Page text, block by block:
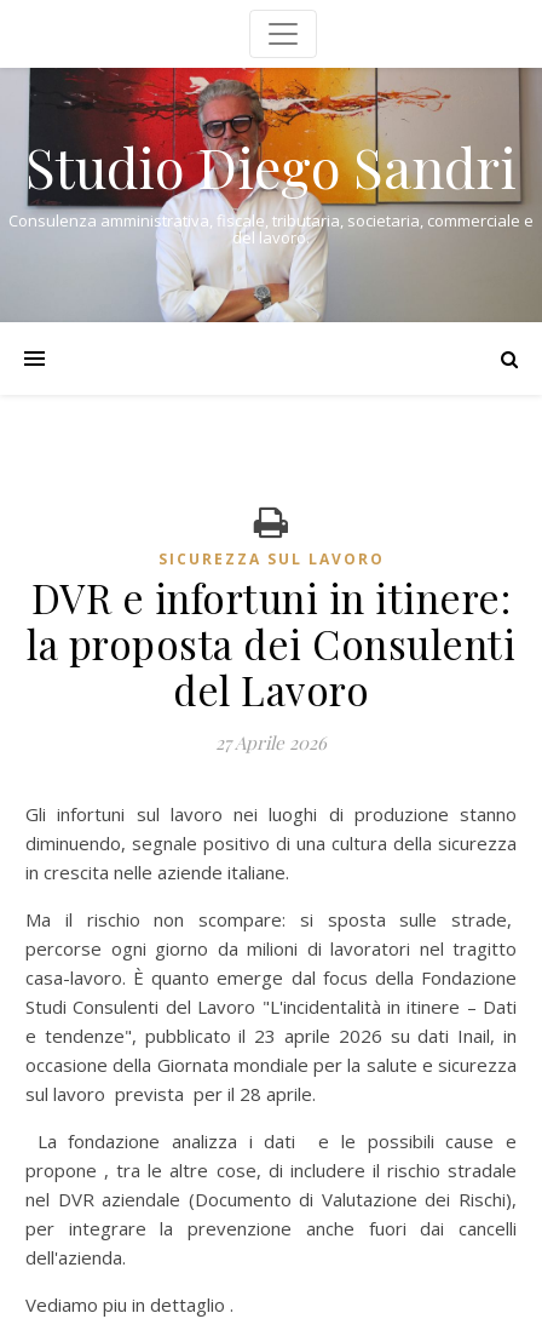
Studio Diego Sandri
Consulenza amministrativa, fiscale, tributaria, societaria, commerciale e
del lavoro.
SICUREZZA SUL LAVORO
DVR e infortuni in itinere:
la proposta dei Consulenti
del Lavoro
27 Aprile 2026
Gli infortuni sul lavoro nei luoghi di produzione stanno
diminuendo, segnale positivo di una cultura della sicurezza
in crescita nelle aziende italiane.
Ma il rischio non scompare: si sposta sulle strade,
percorse ogni giorno da milioni di lavoratori nel tragitto
casa-lavoro. È quanto emerge dal focus della Fondazione
Studi Consulenti del Lavoro "L'incidentalità in itinere – Dati
e tendenze", pubblicato il 23 aprile 2026 su dati Inail, in
occasione della Giornata mondiale per la salute e sicurezza
sul lavoro prevista per il 28 aprile.
La fondazione analizza i dati e le possibili cause e
propone , tra le altre cose, di includere il rischio stradale
nel DVR aziendale (Documento di Valutazione dei Rischi),
per integrare la prevenzione anche fuori dai cancelli
dell'azienda.
Vediamo piu in dettaglio .